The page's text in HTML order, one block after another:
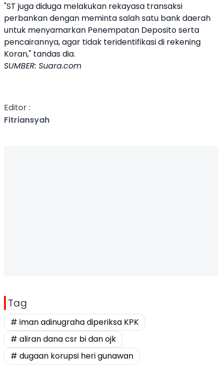
"ST juga diduga melakukan rekayasa transaksi
perbankan dengan meminta salah satu bank daerah
untuk menyamarkan Penempatan Deposito serta
pencairannya, agar tidak teridentifikasi di rekening
Koran," tandas dia.
SUMBER: Suara.com
Editor :
Fitriansyah
Tag
# iman adinugraha diperiksa KPK
# aliran dana csr bi dan ojk
# dugaan korupsi heri gunawan